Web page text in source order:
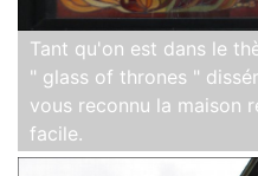
Tant qu'on est dans le
" glass of thrones "
vous reconnu la maison
facile.